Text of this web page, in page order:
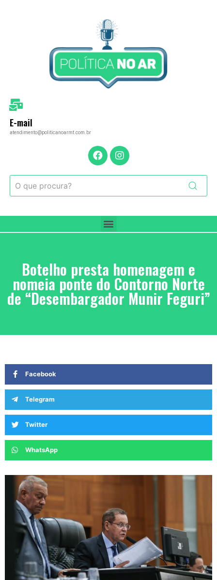
E-mail
atendimento@politicanoarmt.com.br
Botelho presta homenagem e
nomeia ponte do Contorno Norte
de “Desembargador Munir Feguri”
Facebook
Telegram
Twitter
WhatsApp